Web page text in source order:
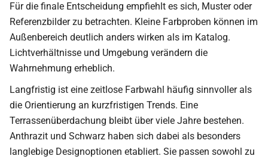
Für die finale Entscheidung empfiehlt es sich, Muster oder
Referenzbilder zu betrachten. Kleine Farbproben können im
Außenbereich deutlich anders wirken als im Katalog.
Lichtverhältnisse und Umgebung verändern die
Wahrnehmung erheblich.
Langfristig ist eine zeitlose Farbwahl häufig sinnvoller als
die Orientierung an kurzfristigen Trends. Eine
Terrassenüberdachung bleibt über viele Jahre bestehen.
Anthrazit und Schwarz haben sich dabei als besonders
langlebige Designoptionen etabliert. Sie passen sowohl zu